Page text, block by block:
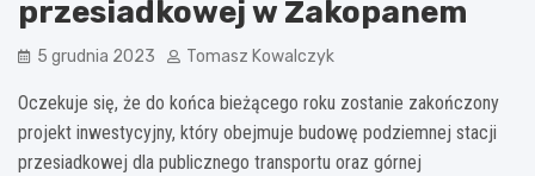
przesiadkowej w Zakopanem
5 grudnia 2023 Tomasz Kowalczyk
Oczekuje się, że do końca bieżącego roku zostanie zakończony
projekt inwestycyjny, który obejmuje budowę podziemnej stacji
przesiadkowej dla publicznego transportu oraz górnej